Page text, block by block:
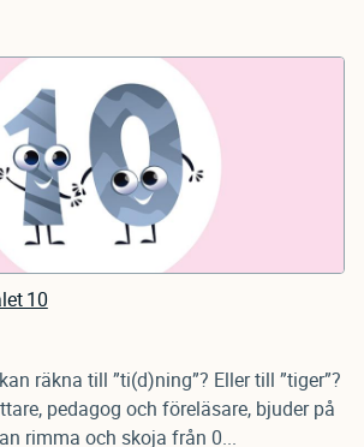
10
räkna till ”ti(d)ning”? Eller till ”tiger”?
pedagog och föreläsare, bjuder på
rimma och skoja från 0...